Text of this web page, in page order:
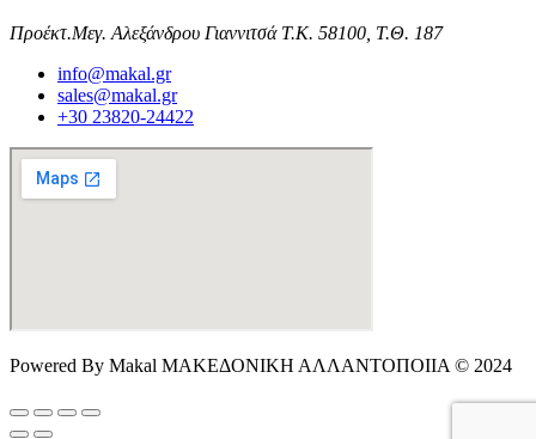
Προέκτ.Μεγ. Αλεξάνδρου Γιαννιτσά Τ.Κ. 58100, Τ.Θ. 187
info@makal.gr
sales@makal.gr
+30 23820-24422
Powered By Makal ΜΑΚΕΔΟΝΙΚΗ ΑΛΛΑΝΤΟΠΟΙΙΑ © 2024